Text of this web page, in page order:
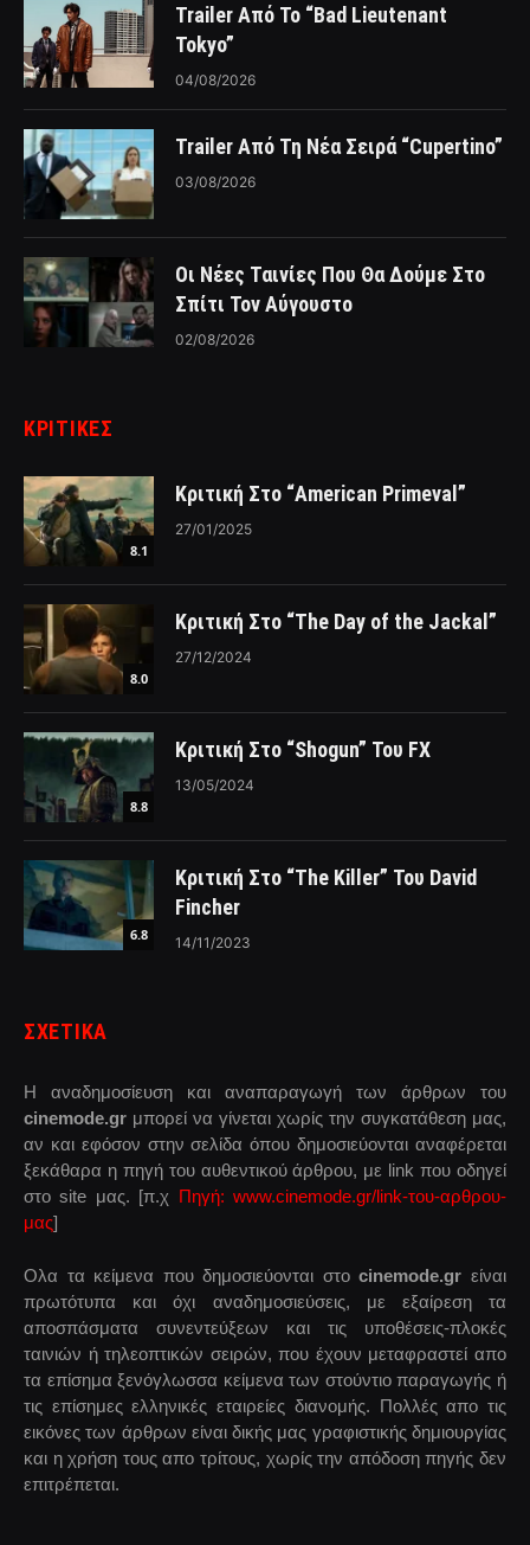
Trailer Από Το “Bad Lieutenant
Tokyo”
04/08/2026
Trailer Από Τη Νέα Σειρά “Cupertino”
03/08/2026
Οι Νέες Ταινίες Που Θα Δούμε Στο
Σπίτι Τον Αύγουστο
02/08/2026
ΚΡΙΤΙΚΈΣ
8.1
Κριτική Στο “American Primeval”
27/01/2025
8.0
Κριτική Στο “The Day of the Jackal”
27/12/2024
8.8
Κριτική Στο “Shogun” Του FX
13/05/2024
6.8
Κριτική Στο “The Killer” Του David
Fincher
14/11/2023
ΣΧΕΤΙΚΑ
Η αναδημοσίευση και αναπαραγωγή των άρθρων του
cinemode.gr μπορεί να γίνεται χωρίς την συγκατάθεση μας,
αν και εφόσον στην σελίδα όπου δημοσιεύονται αναφέρεται
ξεκάθαρα η πηγή του αυθεντικού άρθρου, με link που οδηγεί
στο site μας. [π.χ Πηγή: www.cinemode.gr/link-του-αρθρου-
μας]
Ολα τα κείμενα που δημοσιεύονται στοcinemode.gr είναι
πρωτότυπα και όχι αναδημοσιεύσεις, με εξαίρεση τα
αποσπάσματα συνεντεύξεων και τις υποθέσεις-πλοκές
ταινιών ή τηλεοπτικών σειρών, που έχουν μεταφραστεί απο
τα επίσημα ξενόγλωσσα κείμενα των στούντιο παραγωγής ή
τις επίσημες ελληνικές εταιρείες διανομής. Πολλές απο τις
εικόνες των άρθρων είναι δικής μας γραφιστικής δημιουργίας
και η χρήση τους απο τρίτους, χωρίς την απόδοση πηγής δεν
επιτρέπεται.